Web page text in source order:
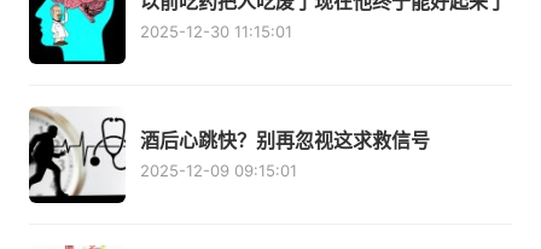
2025-12-30 11:15:01
酒后心跳快？别再忽视这求救信号
2025-12-09 09:15:01